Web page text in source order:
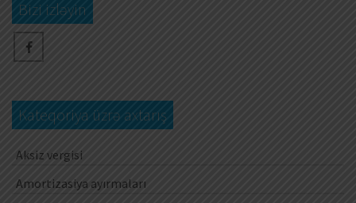
Bizi izləyin
Kateqoriya üzrə axtarış
Aksiz vergisi
Amortizasiya ayırmaları